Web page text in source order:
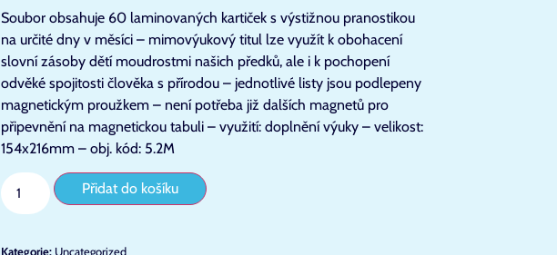
Soubor obsahuje 60 laminovaných kartiček s výstižnou pranostikou
na určité dny v měsíci – mimovýukový titul lze využít k obohacení
slovní zásoby dětí moudrostmi našich předků, ale i k pochopení
odvěké spojitosti člověka s přírodou – jednotlivé listy jsou podlepeny
magnetickým proužkem – není potřeba již dalších magnetů pro
připevnění na magnetickou tabuli – využití: doplnění výuky – velikost:
154x216mm – obj. kód: 5.2M
Přidat do košíku
Kategorie: Uncategorized